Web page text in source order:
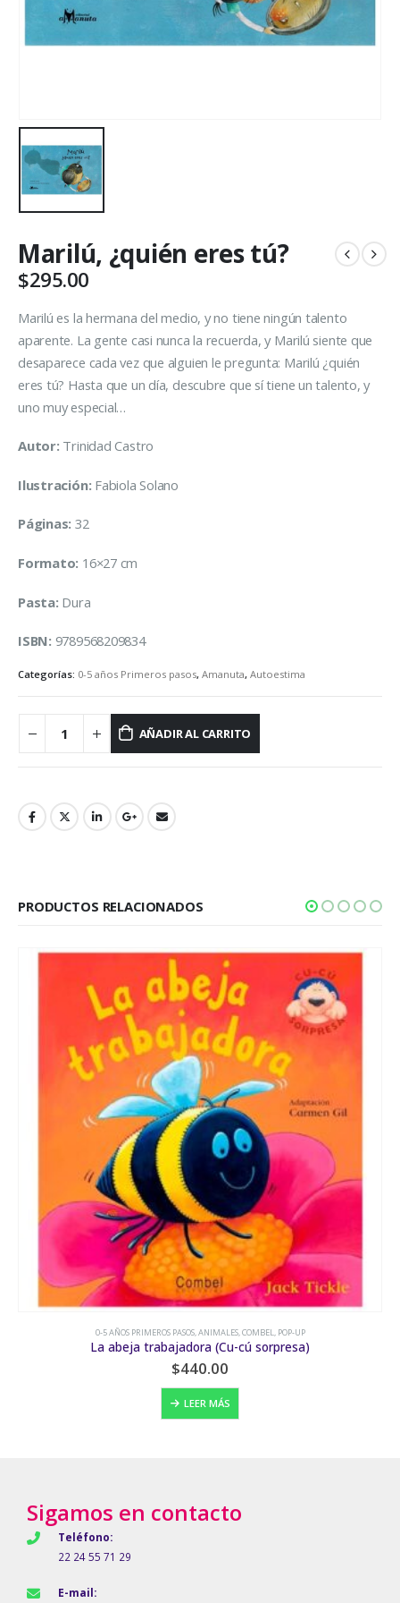
Marilú, ¿quién eres tú?
$295.00
Marilú es la hermana del medio, y no tiene ningún talento
aparente. La gente casi nunca la recuerda, y Marilú siente que
desaparece cada vez que alguien le pregunta: Marilú ¿quién
eres tú? Hasta que un día, descubre que sí tiene un talento, y
uno muy especial…
Autor: Trinidad Castro
Ilustración: Fabiola Solano
Páginas: 32
Formato: 16×27 cm
Pasta: Dura
ISBN: 9789568209834
Categorías: 0-5 años Primeros pasos, Amanuta, Autoestima
AÑADIR AL CARRITO
PRODUCTOS RELACIONADOS
0-5 AÑOS PRIMEROS PASOS,ANIMALES,EL NARANJO
¡Ruge!
$180.00
AÑADIR AL CARRITO
Sigamos en contacto
Teléfono:
22 24 55 71 29
E-mail: